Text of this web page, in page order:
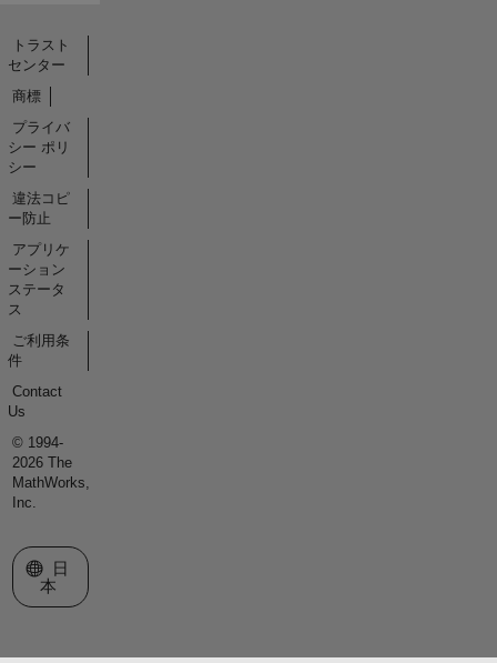
トラスト
センター
商標
プライバ
シー ポリ
シー
違法コピ
ー防止
アプリケ
ーション
ステータ
ス
ご利用条
件
Contact
Us
© 1994-
2026 The
MathWorks,
Inc.
Web サイトの選択
日
本